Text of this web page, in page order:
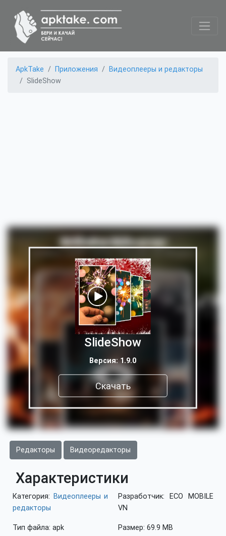
ApkTake Приложения
Видеоплееры и редакторы
SlideShow
SlideShow
Версия: 1.9.0
Скачать
Редакторы Видеоредакторы
Характеристики
Категория: Видеоплееры и
редакторы
Тип файла: apk
Разработчик: ECO MOBILE
VN
Размер: 69.9 MB